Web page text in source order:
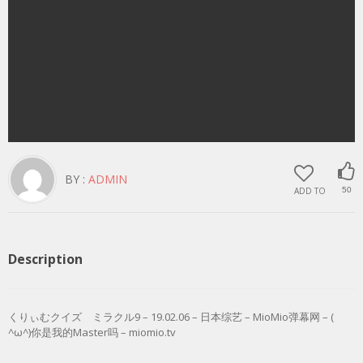
ADD TO 50
BY : ADMIN
Description
くりぃむクイズ ミラクル9 – 19.02.06 – 日本综艺 – MioMio弹幕网 – (
^ω^)你是我的Master吗 – miomio.tv